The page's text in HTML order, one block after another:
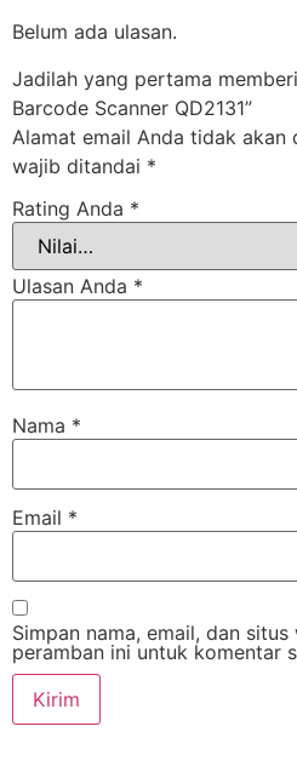
Belum ada ulasan.
Jadilah yang pertama
Barcode Scanner QD2131”
Alamat email Anda tidak akan
wajib ditandai *
Rating Anda *
Ulasan Anda *
Nama *
Email *
Simpan nama, email, dan
peramban ini untuk komentar